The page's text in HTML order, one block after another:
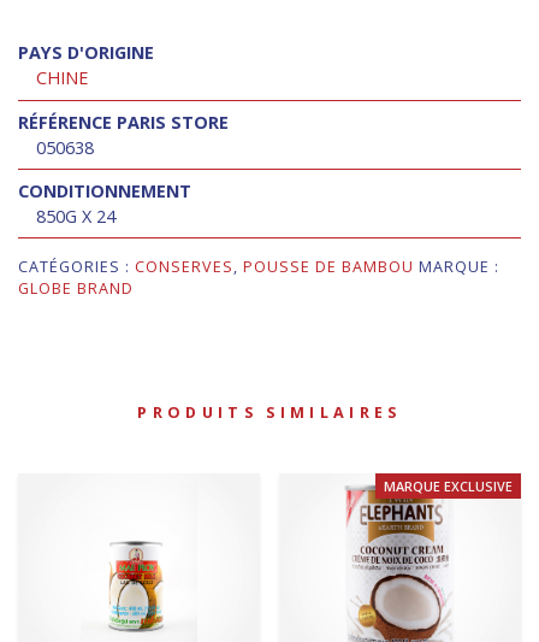
PAYS D'ORIGINE
CHINE
RÉFÉRENCE PARIS STORE
050638
CONDITIONNEMENT
850G X 24
CATÉGORIES : CONSERVES, POUSSE DE BAMBOU MARQUE :
GLOBE BRAND
PRODUITS SIMILAIRES
MARQUE EXCLUSIVE